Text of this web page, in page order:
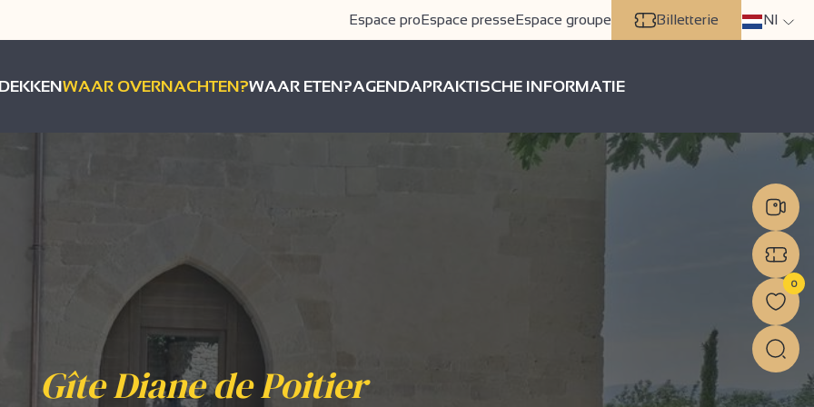
Espace proEspace presseEspace groupe Billetterie Nl
WAAR OVERNACHTEN?WAAR ETEN?AGENDAPRAKTISCHE INFORMATIE
Gîte Diane de Poitier
0